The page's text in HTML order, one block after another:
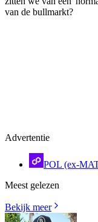
van de bullmarkt?
Advertentie
POL (ex-
Meest gelezen
Bekijk meer